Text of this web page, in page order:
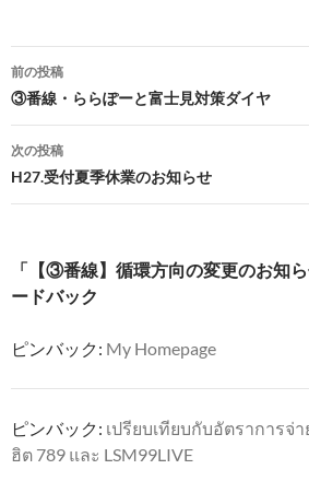
投
稿
ナ
ビ
ゲ
ー
シ
ン
前の投稿
③番線・ららぽーと富士見対策ダイヤ
次の投稿
H27.受付夏季休業のお知らせ
「【③番線】循環方向の変更のお知
ードバック
ピンバック: My Homepage
ピンバック: เปรียบเทียบกับอัตราการจ่
ฮิต 789 และ LSM99LIVE